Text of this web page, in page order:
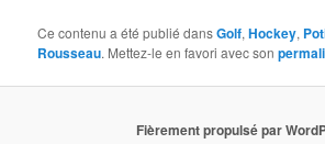
Ce contenu a été publié dansGolf,Hockey,
Rousseau. Mettez-le en favori avec son
Fièrement propulsé par